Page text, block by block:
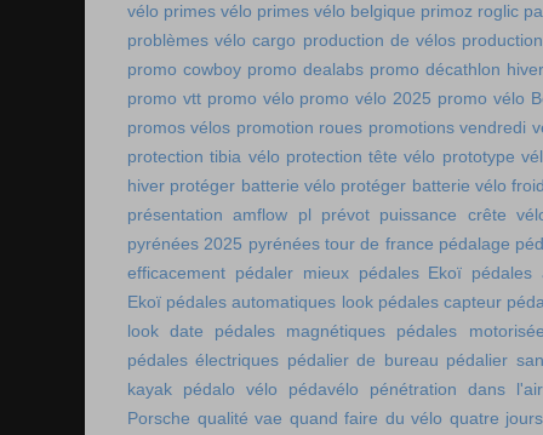
vélo primes vélo primes vélo belgique primoz roglic
problèmes vélo cargo production de vélos
promo cowboy promo dealabs promo décathlon hiver
promo vtt promo vélo promo vélo 2025 promo vélo
promos vélos promotion roues promotions vendredi
protection tibia vélo protection tête vélo prototype
hiver protéger batterie vélo protéger batterie vélo
présentation amflow pl
prévot puissance crête
pyrénées 2025 pyrénées tour de france pédalage
efficacement pédaler mieux pédales Ekoï pédales
Ekoï pédales automatiques look pédales capteur
look date
pédales magnétiques
pédales
pédales électriques pédalier de bureau pédalier
kayak
pédalo vélo pédavélo
pénétration dans l'air
Porsche qualité vae quand faire du vélo quatre